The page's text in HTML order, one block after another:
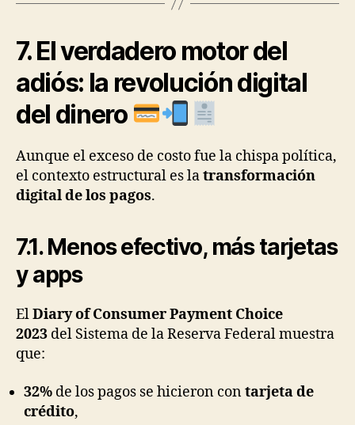
7. El verdadero motor del
adiós: la revolución digital
del dinero
Aunque el exceso de costo fue la chispa política,
el contexto estructural es latransformación
digital de los pagos.
7.1. Menos efectivo, más tarjetas
y apps
ElDiary of Consumer Payment Choice
2023 del Sistema de la Reserva Federal muestra
que:
32% de los pagos se hicieron contarjeta de
crédito,